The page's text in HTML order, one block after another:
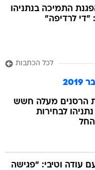
התמיכה בנתניהו
"די לרדיפה"
לכל הכתבות
הרסנים מעלה חשש
לבחירות
החל
עודה וטיבי: "פגישה